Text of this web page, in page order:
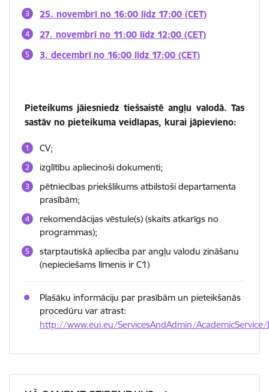
25. novembrī no 16:00 līdz 17:00 (CET)
27. novembrī no 11:00 līdz 12:00 (CET)
3. decembrī no 16:00 līdz 17:00 (CET)
Pieteikums jāiesniedz tiešsaistē angļu valodā. Tas
sastāv no pieteikuma veidlapas, kurai jāpievieno:
CV;
izglītību apliecinoši dokumenti;
pētniecības priekšlikums atbilstoši departamenta
prasībām;
rekomendācijas vēstule(s) (skaits atkarīgs no
programmas);
starptautiskā apliecība par angļu valodu zināšanu
(nepieciešams līmenis ir C1)
Plašāku informāciju par prasībām un pieteikšanās
procedūru var atrast:
http://www.eui.eu/ServicesAndAdmin/